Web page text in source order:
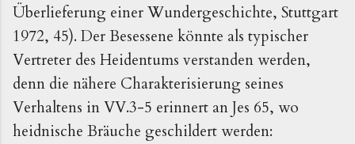
Überlieferung einer Wundergeschichte, Stuttgart
1972, 45). Der Besessene könnte als typischer
Vertreter des Heidentums verstanden werden,
denn die nähere Charakterisierung seines
Verhaltens in VV.3-5 erinnert an Jes 65, wo
heidnische Bräuche geschildert werden: